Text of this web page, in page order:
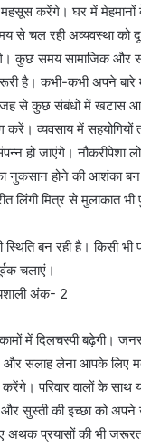
महसूस करेंगे। घर में
से चल रही अव्यवस्था
कुछ समय सामाजिक और
है। कभी-कभी अपने
से कुछ संबंधों में खटास
व्यवसाय में सहयोगियों
हो जाएंगे। नौकरीपेशा
नुकसान होने की आशंका
लिंगी मित्र से मुलाकात भी
बन रही है। किसी भी
चलाएं।
अंक- 2
में दिलचस्पी बढ़ेगी।
और सलाह लेना आपके लिए
परिवार वालों के साथ
सुस्ती की इच्छा को अपने
अथक प्रयासों की भी